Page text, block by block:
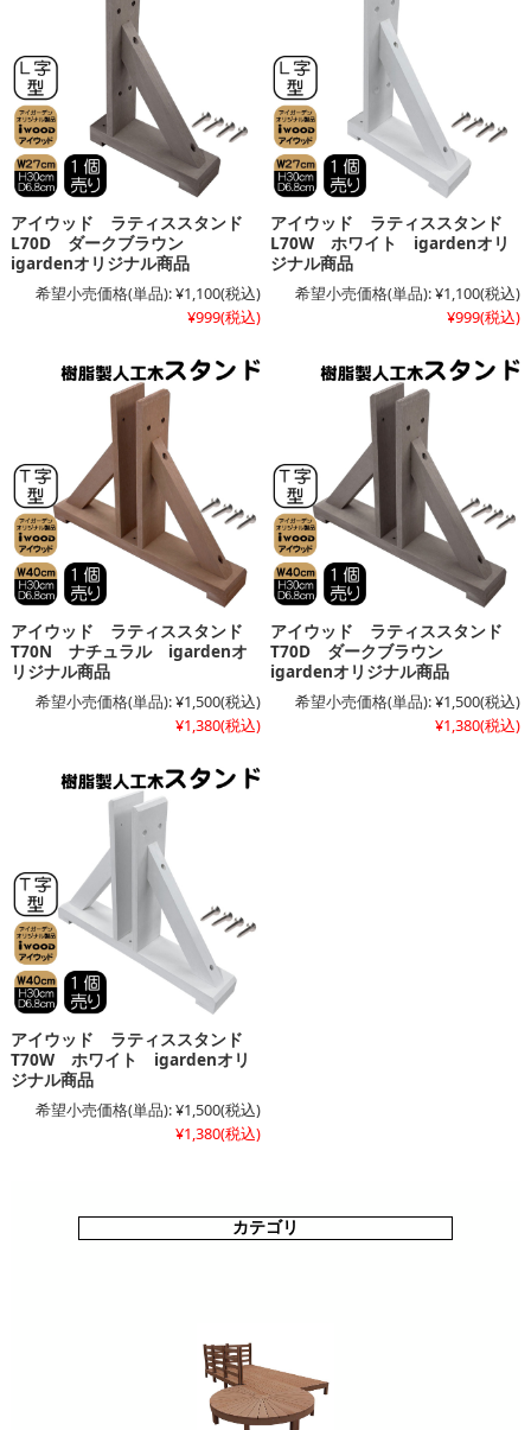
アイウッド ラティススタンド
L70D ダークブラウン
igardenオリジナル商品
希望小売価格(単品):¥1,100(税込)
¥999(税込)
アイウッド ラティススタンド
L70W ホワイト igardenオリ
ジナル商品
希望小売価格(単品):¥1,100(税込)
¥999(税込)
アイウッド ラティススタンド
T70N ナチュラル igardenオ
リジナル商品
希望小売価格(単品):¥1,500(税込)
¥1,380(税込)
アイウッド ラティススタンド
T70D ダークブラウン
igardenオリジナル商品
希望小売価格(単品):¥1,500(税込)
¥1,380(税込)
アイウッド ラティススタンド
T70W ホワイト igardenオリ
ジナル商品
希望小売価格(単品):¥1,500(税込)
¥1,380(税込)